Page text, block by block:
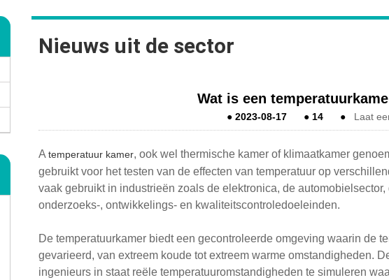
Nieuws uit de sector
Wat is een
● 2023-08-17 ● 14 ● Laat
A temperatuur kamer, ook wel thermische kamer of klimaatkamer
gebruikt voor het testen van de effecten van temperatuur op
vaak gebruikt in industrieën zoals de elektronica, de
onderzoeks-, ontwikkelings- en kwaliteitscontroledoeleinden.
De temperatuurkamer biedt een gecontroleerde omgeving waarin de
gevarieerd, van extreem koude tot extreem warme omstandigheden.
ingenieurs in staat reële temperatuuromstandigheden te simuleren